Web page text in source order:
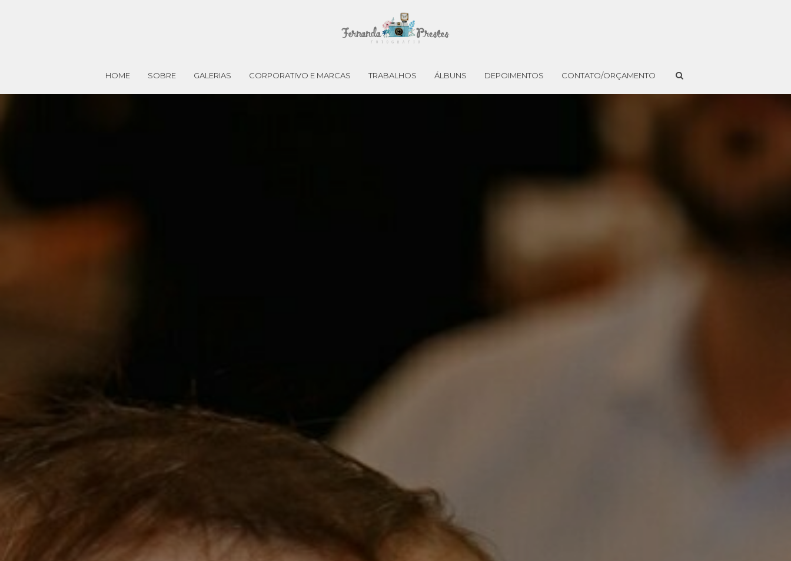
HOME SOBRE GALERIAS CORPORATIVO E MARCAS TRABALHOS ÁLBUNS DEPOIMENTOS CONTATO/ORÇAMENTO